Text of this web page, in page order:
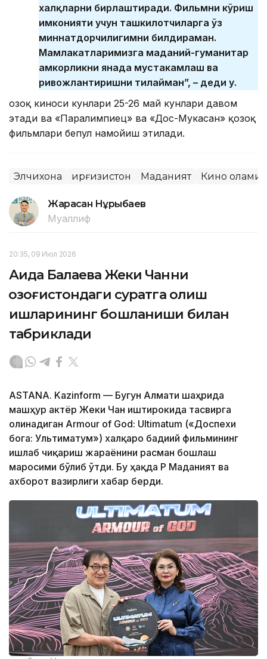
халқларни бирлаштиради. Фильмни кўриш
имконияти учун ташкилотчиларга ўз
миннатдорчилигимни билдираман.
Мамлакатларимизга маданий-гуманитар
ҳамкорликни янада мустаҳкамлаш ва
ривожлантиришни тилайман”, – деди у.
Қозоқ киноси кунлари 25-26 май кунлари давом
этади ва «Паралимпиец» ва «Дос-Мукасан» қозоқ
фильмлари бепул намойиш этилади.
Элчихона Қирғизистон Маданият Кино олами
Жарасқан Нұрыбаев
Муаллиф
20:35, 09 Июл 2026
Аида Балаева Жеки Чанни
Қозоғистондаги суратга олиш
ишларининг бошланиши билан
табриклади
ASTANA. Kazinform — Бугун Алмати шаҳрида
машҳур актёр Жеки Чан иштирокида тасвирга
олинадиган Armour of God: Ultimatum («Доспехи
бога: Ультиматум») халқаро бадиий фильмининг
ишлаб чиқариш жараёнини расман бошлаш
маросими бўлиб ўтди. Бу ҳақда ҚР Маданият ва
ахборот вазирлиги хабар берди.